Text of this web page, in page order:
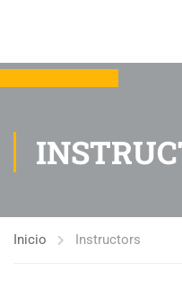
Inicio Instructors